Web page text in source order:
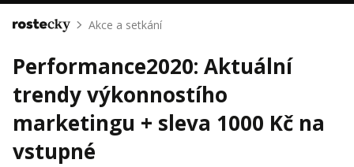
Mentoring
Podcasty
Solo
Akce
Inzerce
Domů Akce a setkání
Performance2020: Aktuální
trendy výkonnostího
marketingu + sleva 1000 Kč na
vstupné